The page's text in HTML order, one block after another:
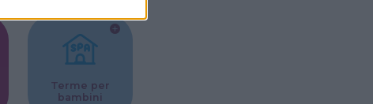
Terme per
bambini